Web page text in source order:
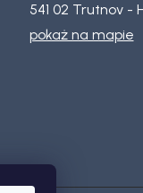
541 02 Trutnov -
pokaż na mapie